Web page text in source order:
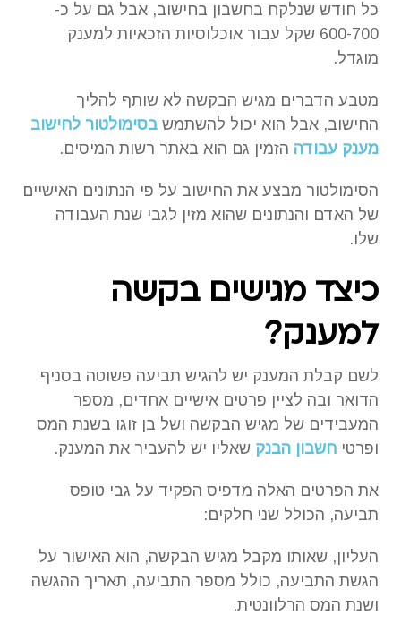
כל חודש שנלקח בחשבון בחישוב, אבל גם על כ-
600-700 שקל עבור אוכלוסיות הזכאיות למענק
מוגדל.
מטבע הדברים מגיש הבקשה לא שותף להליך
החישוב, אבל הוא יכול להשתמש בסימולטור לחישוב
מענק עבודה הזמין גם הוא באתר רשות המיסים.
הסימולטור מבצע את החישוב על פי הנתונים האישיים
של האדם והנתונים שהוא מזין לגבי שנת העבודה
שלו.
כיצד מגישים בקשה
למענק?
לשם קבלת המענק יש להגיש תביעה פשוטה בסניף
הדואר ובה לציין פרטים אישיים אחדים, מספר
המעבידים של מגיש הבקשה ושל בן זוגו בשנת המס
ופרטי חשבון הבנק שאליו יש להעביר את המענק.
את הפרטים האלה מדפיס הפקיד על גבי טופס
תביעה, הכולל שני חלקים:
העליון, שאותו מקבל מגיש הבקשה, הוא האישור על
הגשת התביעה, כולל מספר התביעה, תאריך ההגשה
ושנת המס הרלוונטית.